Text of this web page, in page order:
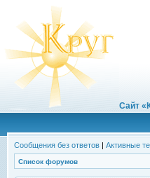
Сайт
Сообщения без ответов | Активные
Список форумов